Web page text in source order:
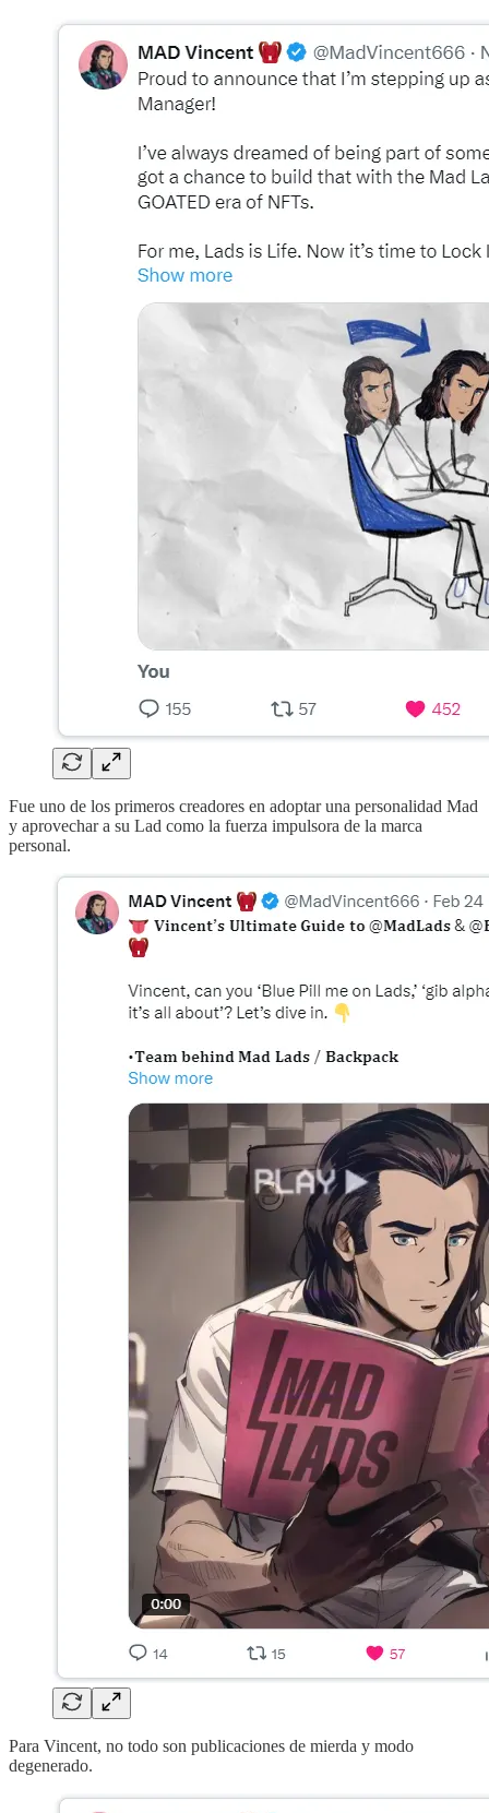
Fue uno de los primeros creadores en adoptar una personalidad Mad
y aprovechar a su Lad como la fuerza impulsora de la marca
personal.
Para Vincent, no todo son publicaciones de mierda y modo
degenerado.